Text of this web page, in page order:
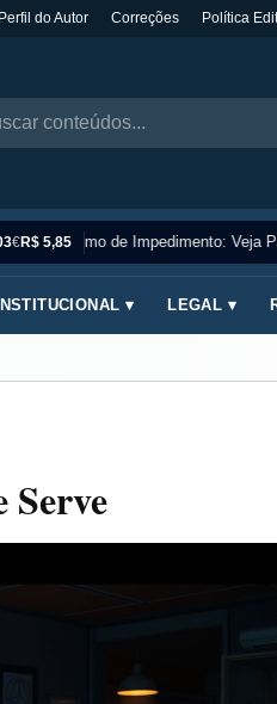
Perfil do Autor Correções Política
€R$ 5,85
Sinônimo de Impedimento: Veja
INSTITUCIONAL ▾ LEGAL ▾